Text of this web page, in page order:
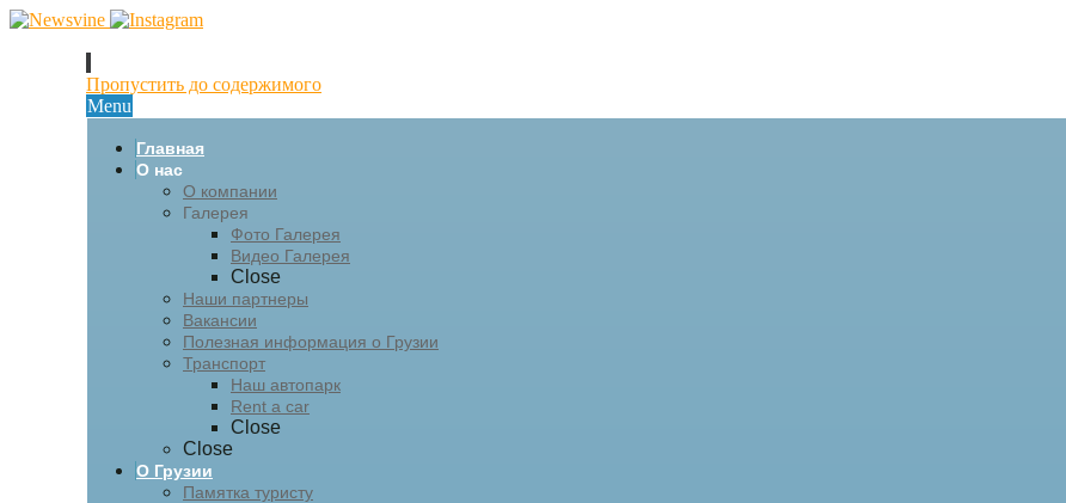
Пропустить до содержимого
Menu
Главная
О нас
О компании
Галерея
Фото Галерея
Видео Галерея
Close
Наши партнеры
Вакансии
Полезная информация о Грузии
Транспорт
Наш автопарк
Rent a car
Close
Close
О Грузии
Памятка туристу